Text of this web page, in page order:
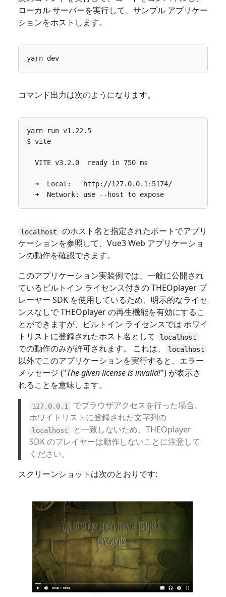
ローカル サーバーを実行して、サンプル アプリケー
ションをホストします。
コマンド出力は次のようになります。
localhost
のホスト名と指定されたポートでアプリ
ケーションを参照して、Vue3 Web アプリケーショ
ンの動作を確認できます。
このアプリケーション実装例では、一般に公開され
ているビルトイン ライセンス付きの THEOplayer プ
レーヤー SDK を使用しているため、明示的なライセ
ンスなしで THEOplayer の再生機能を有効にするこ
とができますが、ビルトイン ライセンスでは ホワイ
トリストに登録されたホスト名として
localhost
での動作のみが許可されます。 これは、 localhost
以外でこのアプリケーションを実行すると、エラー
メッセージ ("The given license is invalid!") が表示さ
れることを意味します。
127.0.0.1
でブラウザアクセスを行った場合、
ホワイトリストに登録された文字列の
localhost
と一致しないため、THEOplayer
SDK のプレイヤーは動作しないことに注意して
ください。
スクリーンショットは次のとおりです: